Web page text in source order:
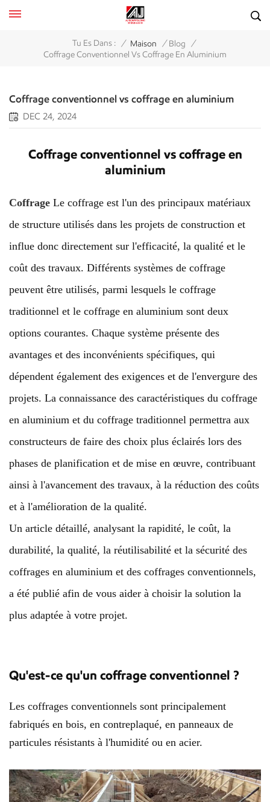
Tu Es Dans : / Maison / Blog /
Coffrage Conventionnel Vs Coffrage En Aluminium
Coffrage conventionnel vs coffrage en aluminium
DEC 24, 2024
Coffrage conventionnel vs coffrage en
aluminium
Coffrage Le coffrage est l'un des principaux matériaux
de structure utilisés dans les projets de construction et
influe donc directement sur l'efficacité, la qualité et le
coût des travaux. Différents systèmes de coffrage
peuvent être utilisés, parmi lesquels le coffrage
traditionnel et le coffrage en aluminium sont deux
options courantes. Chaque système présente des
avantages et des inconvénients spécifiques, qui
dépendent également des exigences et de l'envergure des
projets. La connaissance des caractéristiques du coffrage
en aluminium et du coffrage traditionnel permettra aux
constructeurs de faire des choix plus éclairés lors des
phases de planification et de mise en œuvre, contribuant
ainsi à l'avancement des travaux, à la réduction des coûts
et à l'amélioration de la qualité.
Un article détaillé, analysant la rapidité, le coût, la
durabilité, la qualité, la réutilisabilité et la sécurité des
coffrages en aluminium et des coffrages conventionnels,
a été publié afin de vous aider à choisir la solution la
plus adaptée à votre projet.
Qu'est-ce qu'un coffrage conventionnel ?
Les coffrages conventionnels sont principalement
fabriqués en bois, en contreplaqué, en panneaux de
particules résistants à l'humidité ou en acier.